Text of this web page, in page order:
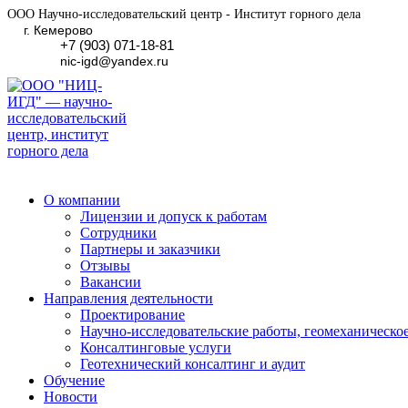
ООО Научно-исследовательский центр - Институт горного дела
г. Кемерово
+7 (903) 071-18-81
nic-igd@yandex.ru
О компании
Лицензии и допуск к работам
Сотрудники
Партнеры и заказчики
Отзывы
Вакансии
Направления деятельности
Проектирование
Научно-исследовательские работы,
Консалтинговые услуги
Геотехнический консалтинг и аудит
Обучение
Новости